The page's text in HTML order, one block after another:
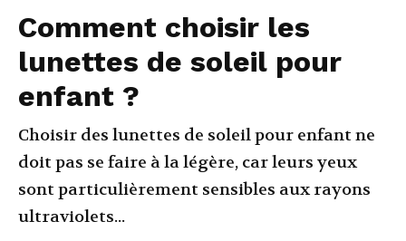
Comment choisir les
lunettes de soleil pour
enfant ?
Choisir des lunettes de soleil pour enfant ne
doit pas se faire à la légère, car leurs yeux
sont particulièrement sensibles aux rayons
ultraviolets...